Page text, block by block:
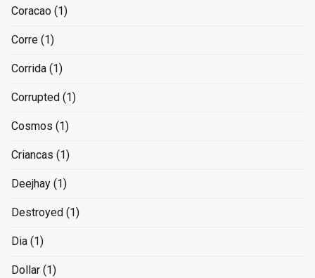
Coracao (1)
Corre (1)
Corrida (1)
Corrupted (1)
Cosmos (1)
Criancas (1)
Deejhay (1)
Destroyed (1)
Dia (1)
Dollar (1)